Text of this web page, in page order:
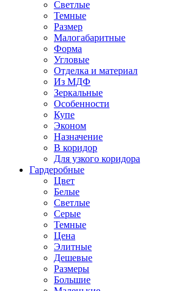
Светлые
Темные
Размер
Малогабаритные
Форма
Угловые
Отделка и материал
Из МДФ
Зеркальные
Особенности
Купе
Эконом
Назначение
В коридор
Для узкого коридора
Гардеробные
Цвет
Белые
Светлые
Серые
Темные
Цена
Элитные
Дешевые
Размеры
Большие